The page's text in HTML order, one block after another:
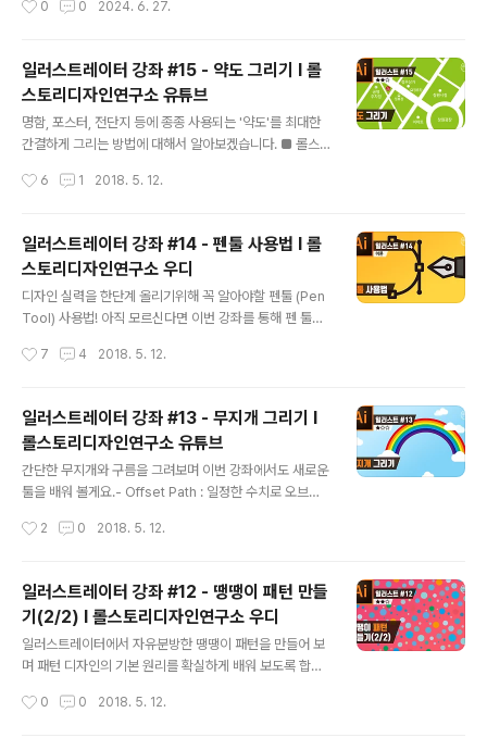
list_aid=WoodySEO_1394&utm_..
우 간단합니다. 1. 아트리스트 사이트로 이동 한 뒤, [Voic
ender를 통해 남녀 성별을 선택하거나 Category를 통
해 다양한 분류를 필터링 할 수도 있습니다. 2. 마음에 드는
성우를 찾았다면 우측 상단의 [Select] 버튼을 누릅니
다. 3. 이제, 원하는대로 대본을 입력하고 우측에 있는 [Ge
으로 나레이션이 생성 됩니다. 이렇게 생성..
0 0 2024. 6. 27.
일러스트레이터 강좌 #15 - 약도 그리기 I 롤
스토리디자인연구소 유튜브
명함, 포스터, 전단지 등에 종종 사용되는 '약도'를 최대한
간결하게 그리는 방법에 대해서 알아보겠습니다. ■ 롤스
om/rollstory
6 1 2018. 5. 12.
일러스트레이터 강좌 #14 - 펜툴 사용법 I 롤
스토리디자인연구소 우디
디자인 실력을 한단계 올리기위해 꼭 알아야할 펜툴 (Pen
Tool) 사용법! 아직 모르신다면 이번 강좌를 통해 펜 툴을
어요 :) ■ 롤스토리디자인연구소 유튜브 채널https://ww
7 4 2018. 5. 12.
일러스트레이터 강좌 #13 - 무지개 그리기 I
롤스토리디자인연구소 유튜브
간단한 무지개와 구름을 그려보며 이번 강좌에서도 새로운
툴을 배워 볼게요.- Offset Path : 일정한 수치로 오브젝
을 면으로 - Shape Builder Tool : 너무나 고마운 쉐이
2 0 2018. 5. 12.
일러스트레이터 강좌 #12 - 땡땡이 패턴 만들
기(2/2) I 롤스토리디자인연구소 우디
일러스트레이터에서 자유분방한 땡땡이 패턴을 만들어 보
며 패턴 디자인의 기본 원리를 확실하게 배워 보도록 합시
꼭 시청하세요 :) ■ 롤스토리디자인연구소 유튜브 채널htt
0 0 2018. 5. 12.